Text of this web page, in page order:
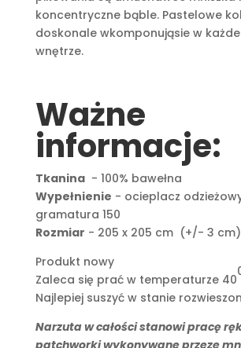
koncentryczne bąble. Pastelowe
doskonale wkomponująsie w
wnętrze.
Ważne
informacje:
Tkanina- 100% bawełna
Wypełnienie - ocieplacz
gramatura 150
Rozmiar - 205 x 205 cm (+/- 3 cm)
Produkt nowy
Zaleca się prać w temperaturze 40
Najlepiej suszyć w stanie
Narzuta w całości stanowi pracę